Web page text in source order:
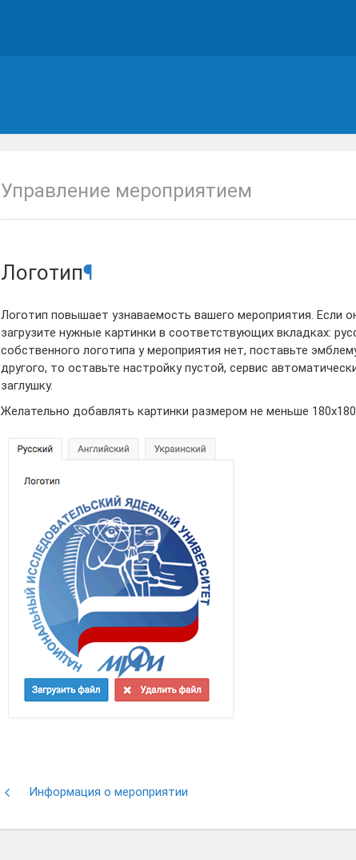
Управление мероприятием
Логотип¶
Логотип повышает узнаваемость вашего мероприятия. Если
загрузите нужные картинки в соответствующих вкладках:
собственного логотипа у мероприятия нет, поставьте
другого, то оставьте настройку пустой, сервис
заглушку.
Желательно добавлять картинки размером не меньше 180х180
Информация о мероприятии